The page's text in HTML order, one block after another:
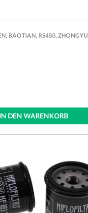
BAOTIAN, RS450, ZHONGYU
IN DEN WARENKORB